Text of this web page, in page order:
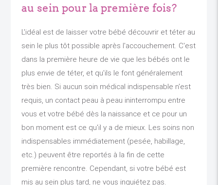
au sein pour la première fois?
L'idéal est de laisser votre bébé découvrir et téter au
sein le plus tôt possible après l'accouchement. C'est
dans la première heure de vie que les bébés ont le
plus envie de téter, et qu'ils le font généralement
très bien. Si aucun soin médical indispensable n'est
requis, un contact peau à peau ininterrompu entre
vous et votre bébé dès la naissance et ce pour un
bon moment est ce qu'il y a de mieux. Les soins non
indispensables immédiatement (pesée, habillage,
etc.) peuvent être reportés à la fin de cette
première rencontre. Cependant, si votre bébé est
mis au sein plus tard, ne vous inquiétez pas.